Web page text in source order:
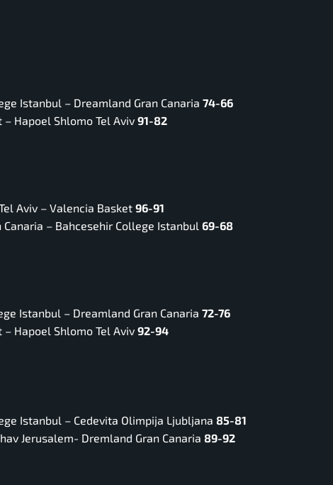
Istanbul – Dreamland Gran Canaria 74-66
Hapoel Shlomo Tel Aviv 91-82
Aviv – Valencia Basket 96-91
Canaria – Bahcesehir College Istanbul 69-68
Istanbul – Dreamland Gran Canaria 72-76
Hapoel Shlomo Tel Aviv 92-94
Istanbul – Cedevita Olimpija Ljubljana 85-81
Jerusalem- Dremland Gran Canaria 89-92